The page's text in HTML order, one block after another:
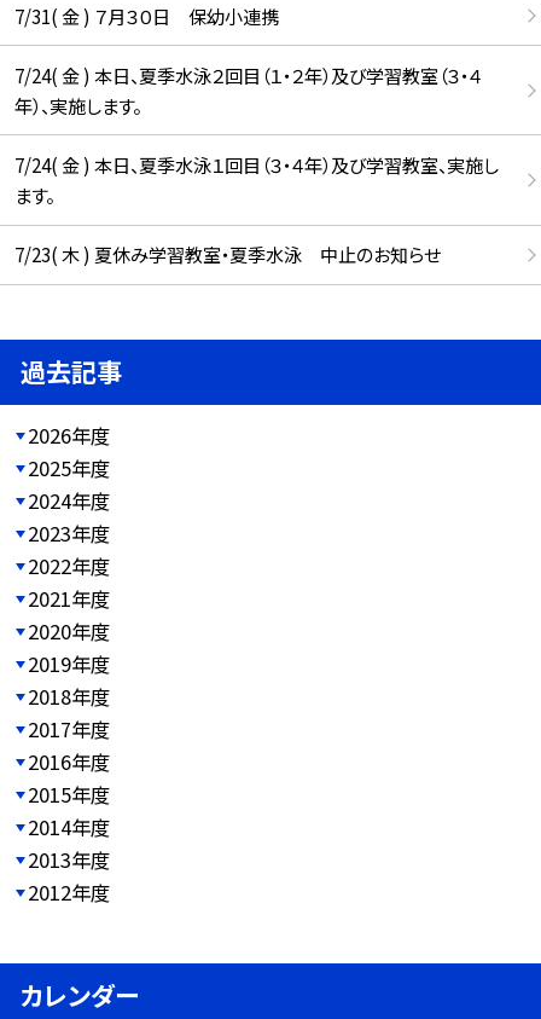
7/31( 金 ) ７月３０日 保幼小連携
7/24( 金 ) 本日、夏季水泳２回目（１・２年）及び学習教室（３・４
年）、実施します。
7/24( 金 ) 本日、夏季水泳１回目（３・４年）及び学習教室、実施し
ます。
7/23( 木 ) 夏休み学習教室・夏季水泳 中止のお知らせ
過去記事
2026年度
2025年度
2024年度
2023年度
2022年度
2021年度
2020年度
2019年度
2018年度
2017年度
2016年度
2015年度
2014年度
2013年度
2012年度
カレンダー